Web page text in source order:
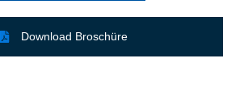
Download Broschüre